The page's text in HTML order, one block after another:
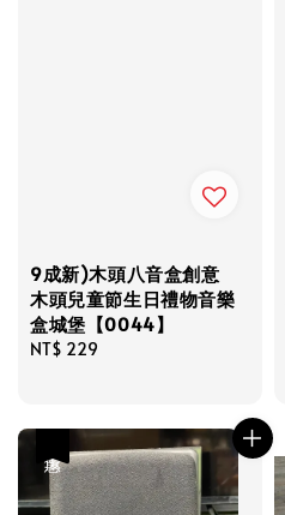
9成新)木頭八音盒創意
木頭兒童節生日禮物音樂
盒城堡【0044】
Regular
NT$ 229